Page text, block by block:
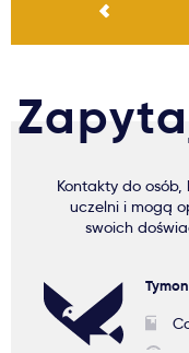
Kontakty do
uczelni i mogą
swoich